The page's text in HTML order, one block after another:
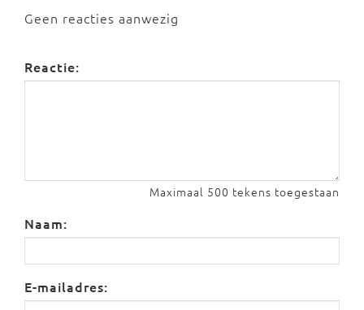
Geen reacties aanwezig
Reactie:
Maximaal 500 tekens toegestaan
Naam:
E-mailadres: